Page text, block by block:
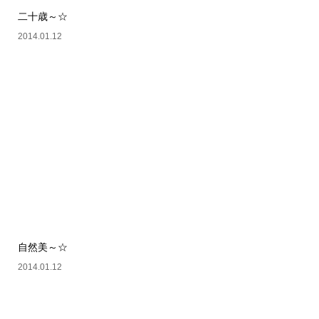
二十歳～☆
2014.01.12
自然美～☆
2014.01.12